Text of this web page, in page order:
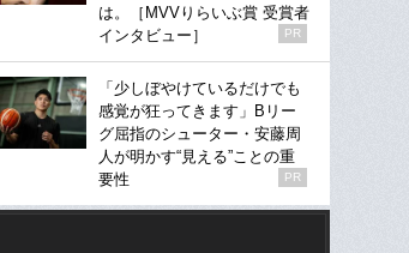
は。［MVVりらいぶ賞 受賞者
インタビュー］
PR
「少しぼやけているだけでも
感覚が狂ってきます」Bリー
グ屈指のシューター・安藤周
人が明かす“見える”ことの重
要性
PR